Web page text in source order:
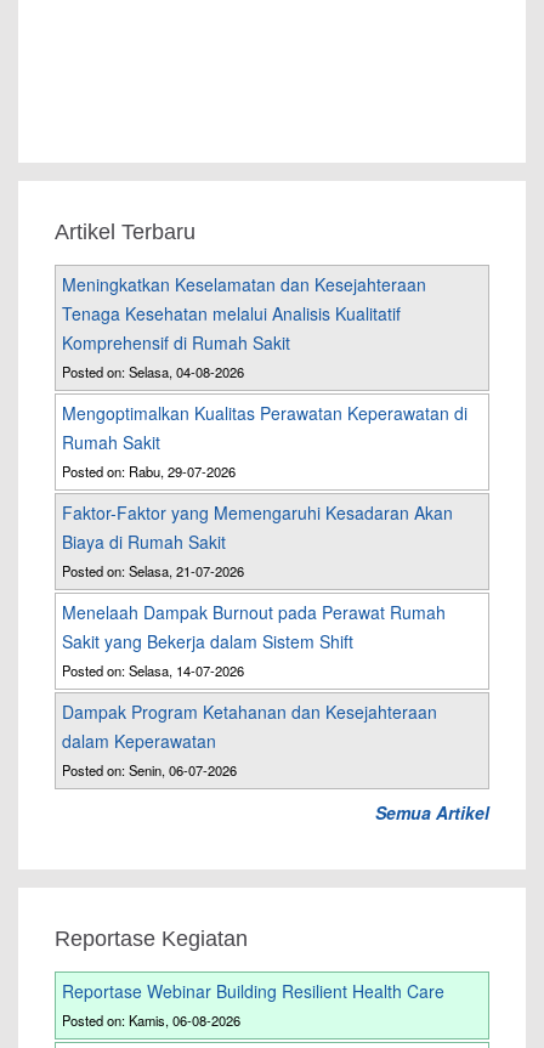
Artikel Terbaru
Meningkatkan Keselamatan dan Kesejahteraan
Tenaga Kesehatan melalui Analisis Kualitatif
Komprehensif di Rumah Sakit
Posted on: Selasa, 04-08-2026
Mengoptimalkan Kualitas Perawatan Keperawatan di
Rumah Sakit
Posted on: Rabu, 29-07-2026
Faktor-Faktor yang Memengaruhi Kesadaran Akan
Biaya di Rumah Sakit
Posted on: Selasa, 21-07-2026
Menelaah Dampak Burnout pada Perawat Rumah
Sakit yang Bekerja dalam Sistem Shift
Posted on: Selasa, 14-07-2026
Dampak Program Ketahanan dan Kesejahteraan
dalam Keperawatan
Posted on: Senin, 06-07-2026
Semua Artikel
Reportase Kegiatan
Reportase Webinar Building Resilient Health Care
Posted on: Kamis, 06-08-2026